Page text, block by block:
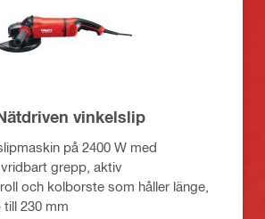
vinkelslip
på 2400 W med
grepp, aktiv
och kolborste som håller länge,
230 mm